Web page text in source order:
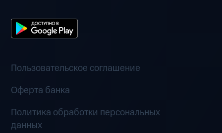
Пользовательское соглашение
Оферта банка
Политика обработки персональных
данных